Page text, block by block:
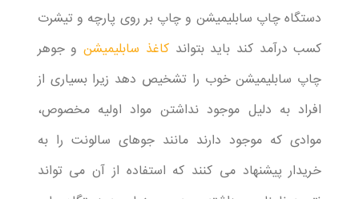
دستگاه چاپ سابلیمیشن و چاپ بر روی پارچه و تیشرت
کسب درآمد کند باید بتواندکاغذ سابلیمیشنو جوهر
چاپ سابلیمیشن خوب را تشخیص دهد زیرا بسیاری از
افراد به دلیل موجود نداشتن مواد اولیه مخصوص،
موادی که موجود دارند مانند جوهای سالونت را به
خریدار پیشنهاد می کنند که استفاده از آن می تواند